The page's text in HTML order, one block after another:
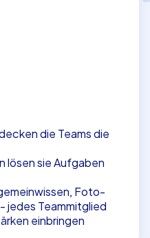
die Teams die
lösen sie Aufgaben
Foto-
jedes Teammitglied
einbringen